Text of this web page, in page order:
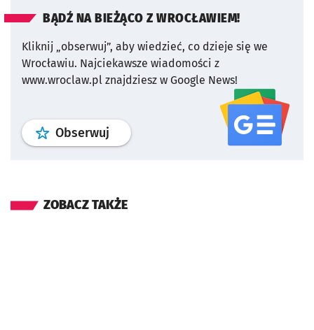
BĄDŹ NA BIEŻĄCO Z WROCŁAWIEM!
Kliknij „obserwuj”, aby wiedzieć, co dzieje się we
Wrocławiu. Najciekawsze wiadomości z
www.wroclaw.pl znajdziesz w Google News!
Obserwuj profil serwisu
ZOBACZ TAKŻE